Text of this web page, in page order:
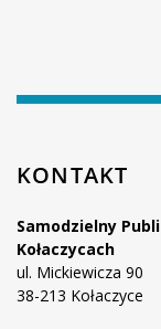
KONTAKT
Samodzielny
Kołaczycach
ul. Mickiewicza 90
38-213 Kołaczyce